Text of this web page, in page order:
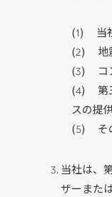
当
地
第
スの提
そ
当社は、
ザーまた